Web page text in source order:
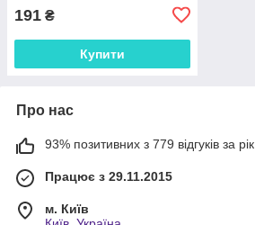
191 ₴
Купити
Про нас
93% позитивних з 779 відгуків за рік
Працює з 29.11.2015
м. Київ